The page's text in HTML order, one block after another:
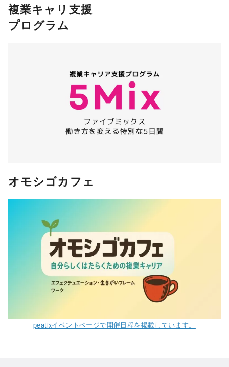
複業キャリ支援
プログラム
オモシゴカフェ
peatixイベントページで開催日程を掲載しています。